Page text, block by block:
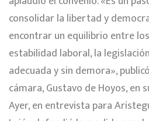
consolidar la libertad y
encontrar un equilibrio entre
estabilidad laboral, la
adecuada y sin demora»,
cámara, Gustavo de Hoyos, en
Ayer, en entrevista para